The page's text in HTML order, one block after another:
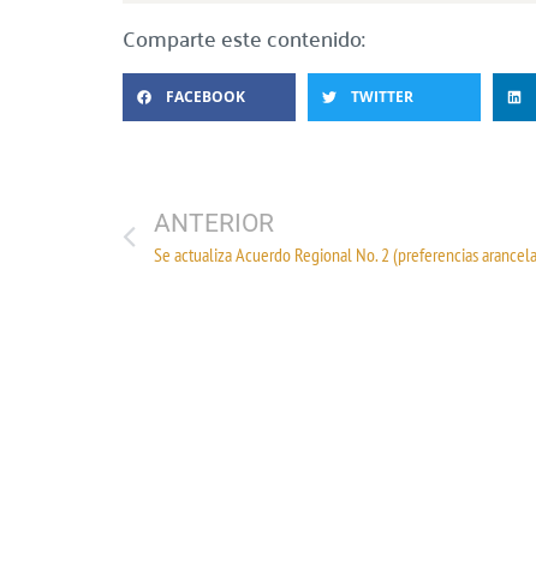
Comparte este contenido:
FACEBOOK TWITTER
ANTERIOR